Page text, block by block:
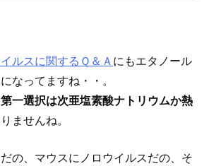
ルスに関するＱ＆Ａ にもエタノール
なってますね・・。
第一選択は次亜塩素酸ナトリウムか熱
ませんね。
の、マウスにノロウイルスだの、そ